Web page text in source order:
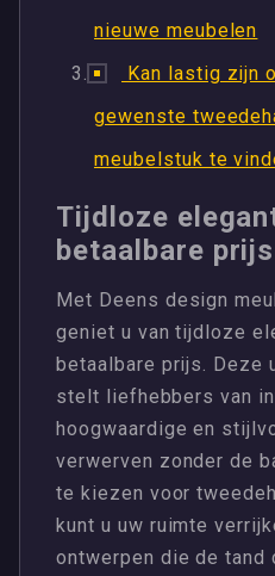
nieuwe meubelen
Kan lastig zijn
gewenste
meubelstuk te
Tijdloze
betaalbare prijs
Met Deens design
geniet u van tijdloze
betaalbare prijs. Deze
stelt liefhebbers van
hoogwaardige en
verwerven zonder de
te kiezen voor
kunt u uw ruimte
ontwerpen die de tand